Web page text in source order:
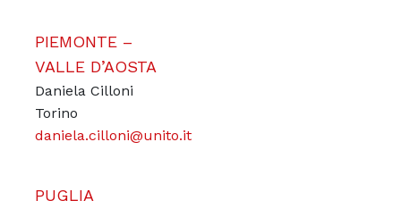
PIEMONTE –
VALLE D’AOSTA
Daniela Cilloni
Torino
daniela.cilloni@unito.it
PUGLIA